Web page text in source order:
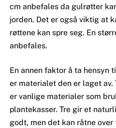
cm anbefales da gulrøtter
jorden. Det er også viktig at
røttene kan spre seg. En
anbefales.
En annen faktor å ta hensyn
er materialet den er laget
er vanlige materialer som
plantekasser. Tre gir et
godt, men det kan råtne